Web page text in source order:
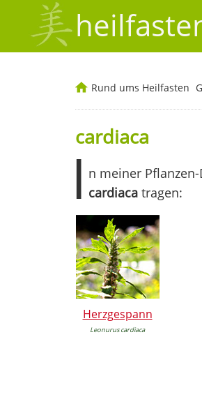
Rund ums Heilfasten
cardiaca
I n meiner
cardiacatragen:
Herzgespann
Leonurus cardiaca